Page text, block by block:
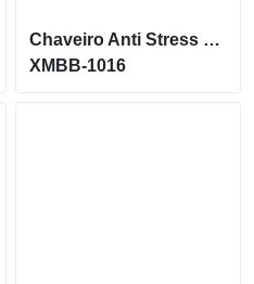
Chaveiro Anti Stress Estrela Vinil Personalizado XMBB-1016
XMBB-1016